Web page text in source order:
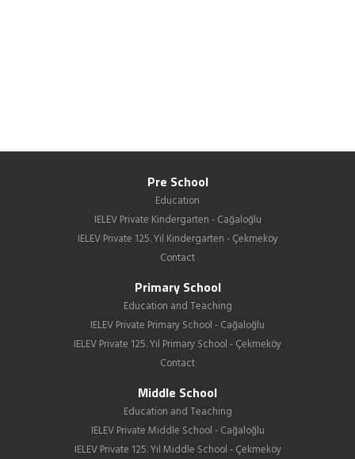
Pre School
Education
IELEV Private Kindergarten - Cağaloğlu
IELEV Private 125. Yıl Kindergarten - Çekmeköy
Contact
Primary School
Education and Teaching
IELEV Private Primary School - Cağaloğlu
IELEV Private 125. Yıl Primary School - Çekmeköy
Contact
Middle School
Education and Teaching
IELEV Private Middle School - Cağaloğlu
IELEV Private 125. Yıl Middle School - Çekmeköy